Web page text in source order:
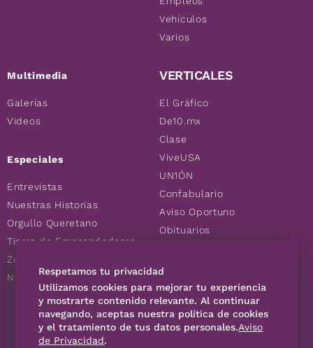
Multimedia
Galerías
Videos
Especiales
Entrevistas
Nuestras Historias
Orgullo Queretano
Tierra de Emprendedores
Zoociales
Nuevos Queretanos
Vehículos
Varios
VERTICALES
El Gráfico
De10.mx
Clase
ViveUSA
UN1ÓN
Confabulario
Aviso Oportuno
Obituarios
Consultas
SÍGUENOS
Respetamos tu privacidad
Utilizamos cookies para mejorar tu experiencia
y mostrarte contenido relevante. Al continuar
navegando, aceptas nuestra política de cookies
y el tratamiento de tus datos personales.Aviso
de Privacidad.